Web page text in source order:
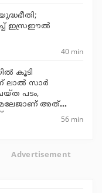
ഇസ്രഈല്‍
40 min
കൂടി
ലാല്‍ സാര്‍
പടം,
അത്
56 min
Advertisement